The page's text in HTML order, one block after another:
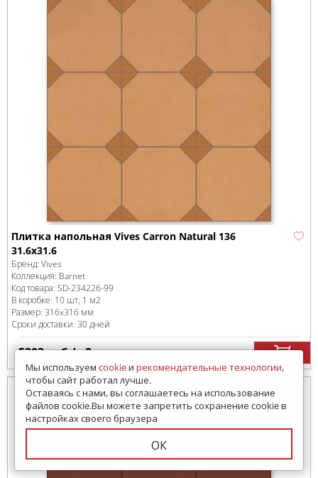
Плитка напольная Vives Carron Natural 136
31.6x31.6
Бренд: Vives
Коллекция: Barnet
Код товара: SD-234226-99
В коробке: 10 шт, 1 м2
Размер: 316x316 мм
Сроки доставки: 30 дней
5303руб./м2
Мы используем cookieи рекомендательные технологии,
чтобы сайт работал лучше.
Оставаясь с нами, вы соглашаетесь на использование
файлов cookie.Вы можете запретить сохранение cookie в
настройках своего браузера
ОК